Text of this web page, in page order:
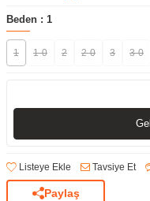
Beden : 1
1 1-0 2 2-0 3 3-0
Listeye Ekle Tavsiye Et
Paylaş